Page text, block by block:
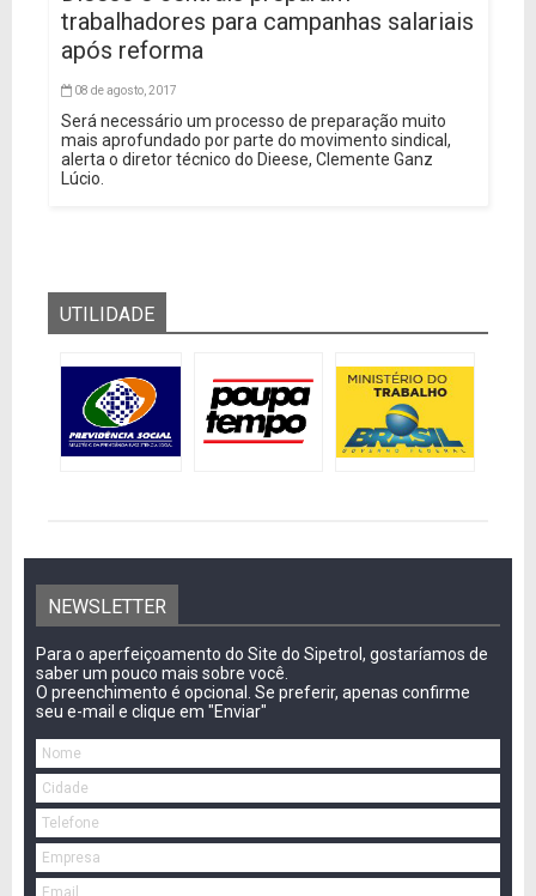
trabalhadores para campanhas salariais
após reforma
08 de agosto, 2017
Será necessário um processo de preparação muito
mais aprofundado por parte do movimento sindical,
alerta o diretor técnico do Dieese, Clemente Ganz
Lúcio.
UTILIDADE
NEWSLETTER
Para o aperfeiçoamento do Site do Sipetrol, gostaríamos de
saber um pouco mais sobre você.
O preenchimento é opcional. Se preferir, apenas confirme
seu e-mail e clique em "Enviar"